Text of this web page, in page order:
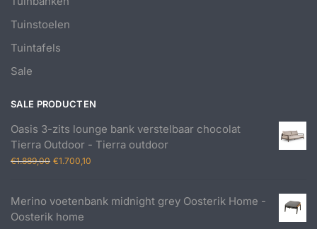
Tuinstoelen
Tuintafels
Sale
SALE PRODUCTEN
Oasis 3-zits lounge bank verstelbaar chocolat
Tierra Outdoor - Tierra outdoor
€1.889,00 Oorspronkelijke
€1.889,00.
€1.700,10
€1.700,10.
Merino voetenbank midnight grey Oosterik Home -
Oosterik home